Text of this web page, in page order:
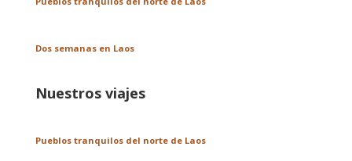
Dos semanas en Laos
Nuestros viajes
Pueblos tranquilos del norte de Laos